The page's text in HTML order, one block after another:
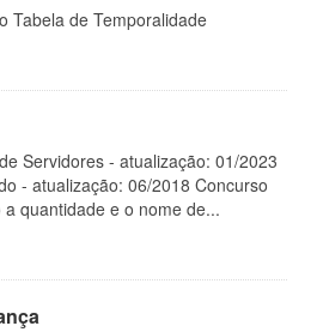
Tabela de Temporalidade
Servidores - atualização: 01/2023
- atualização: 06/2018 Concurso
quantidade e o nome de...